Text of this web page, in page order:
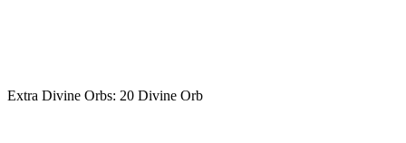
Extra Divine Orbs: 20 Divine Orb